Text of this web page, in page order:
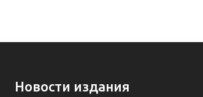
Новости издания